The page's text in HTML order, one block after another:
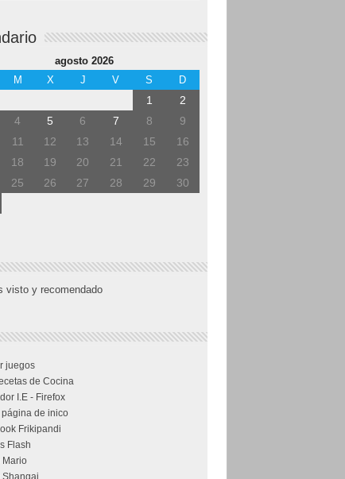
agosto 2026
M X J V S D
1
2
4 5 6 7 8
9
11 12 13 14 15
16
18 19 20 21 22
23
25 26 27 28 29
30
visto y recomendado
juegos
de Cocina
I.E - Firefox
de inico
Frikipandi
Flash
Mario
Shangai